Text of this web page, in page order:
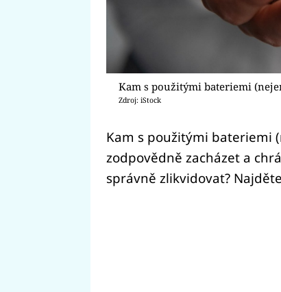
Kam s použitými bateriemi
Zdroj: iStock
Kam s použitými bateriemi
zodpovědně zacházet a
správně zlikvidovat?